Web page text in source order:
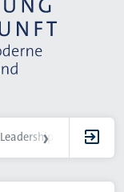
Leadership IT-